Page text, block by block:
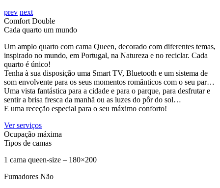
prev next
Comfort Double
Cada quarto um mundo
Um amplo quarto com cama Queen, decorado com diferentes temas,
inspirado no mundo, em Portugal, na Natureza e no reciclar. Cada
quarto é único!
Tenha à sua disposição uma Smart TV, Bluetooth e um sistema de
som envolvente para os seus momentos românticos com o seu par…
Uma vista fantástica para a cidade e para o parque, para desfrutar e
sentir a brisa fresca da manhã ou as luzes do pôr do sol…
E uma receção especial para o seu máximo conforto!
Ver serviços
Ocupação máxima
Tipos de camas
1 cama queen-size – 180×200
Fumadores Não